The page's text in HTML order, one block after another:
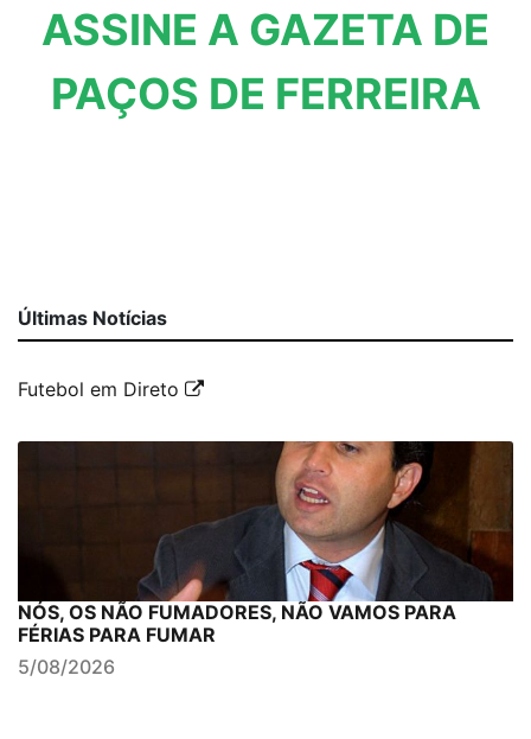
ASSINE A GAZETA DE
PAÇOS DE FERREIRA
Últimas Notícias
Futebol em Direto
NÓS, OS NÃO FUMADORES, NÃO VAMOS PARA
FÉRIAS PARA FUMAR
5/08/2026